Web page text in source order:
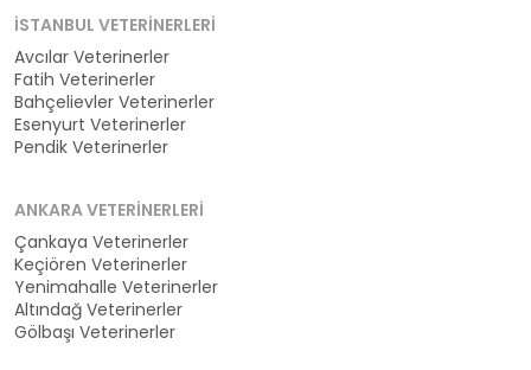
İSTANBUL VETERINERLERI
Avcılar Veterinerler
Fatih Veterinerler
Bahçelievler Veterinerler
Esenyurt Veterinerler
Pendik Veterinerler
ANKARA VETERINERLERI
Çankaya Veterinerler
Keçiören Veterinerler
Yenimahalle Veterinerler
Altındağ Veterinerler
Gölbaşı Veterinerler